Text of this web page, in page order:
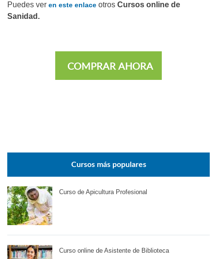
Puedes ver en este enlace otros Cursos online de
Sanidad.
COMPRAR AHORA
Cursos más populares
Curso de Apicultura Profesional
Curso online de Asistente de Biblioteca